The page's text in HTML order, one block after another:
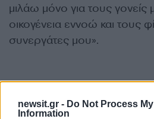
newsit.gr - Do Not Process
Information
μιλάω μόνο για τους γονείς
οικογένεια εννοώ και τους
συνεργάτες μου».